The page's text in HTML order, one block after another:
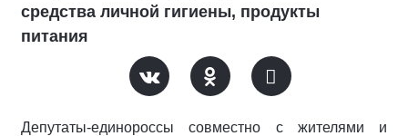
средства личной гигиены, продукты
питания
Депутаты-единороссы совместно с жителями и